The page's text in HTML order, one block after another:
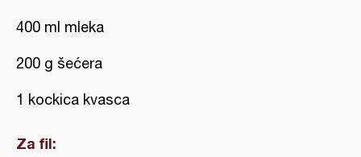
400 ml mleka
200 g šećera
1 kockica kvasca
Za fil: